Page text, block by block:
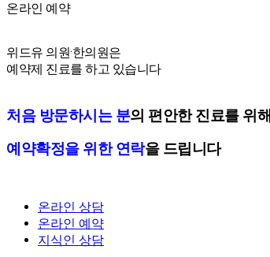
온라인 예약
위드유 의원·한의원은
예약제 진료를 하고 있습니다
처음 방문하시는 분의 편안한 진료를 위해
예약확정을 위한 연락을 드립니다
온라인 상담
온라인 예약
지식인 상담